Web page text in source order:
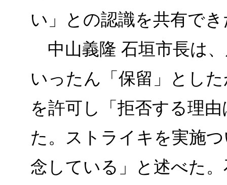
い」との認識を共有で
中山義隆 石垣市長は
いったん「保留」とし
を許可し「拒否する理
た。ストライキを実施
念している」と述べた